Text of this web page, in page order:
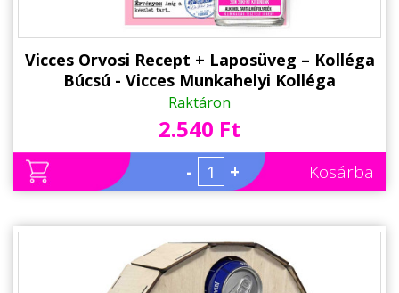
Vicces Orvosi Recept + Laposüveg – Kolléga
Búcsú - Vicces Munkahelyi Kolléga
Búcsúztató Ajándék
Raktáron
2.540 Ft
- + Kosárba